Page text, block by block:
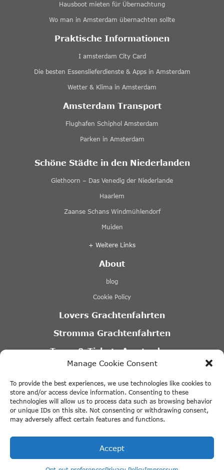
Manage Cookie Consent
To provide the best experiences, we use technologies like cookies to
store and/or access device information. Consenting to these
technologies will allow us to process data such as browsing behavior
or unique IDs on this site. Not consenting or withdrawing consent,
may adversely affect certain features and functions.
Accept
Hausboot mieten für Übernachtung
Wo man in Amsterdam übernachten sollte
Praktische Informationen
I amsterdam City Card
Die besten Essenslieferdienste & Apps in Amsterdam
Wetter & Klima in Amsterdam
Amsterdam Transport
Flughafen Schiphol Amsterdam
Parken in Amsterdam
Schöne Städte in den Niederlanden
Giethoorn – Das Venedig der Niederlande
Haarlem
Zaanse Schans Windmühlendorf
Muiden
+ Weitere Links
About
blog
Cookie Policy
Lovers Grachtenfahrten
Stromma Grachtenfahrten
Tours & Tickets Amsterdam
Canal Motorboats
Eco Boats Amsterdam
A’DAM VR Game Park
Partner